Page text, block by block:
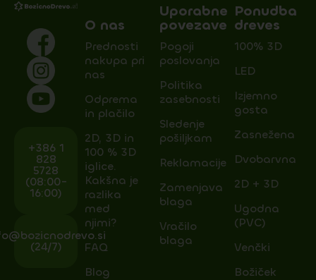
+386 1
828
5728
(08:00-
16:00)
(24/7)
O nas
Prednosti
nakupa pri
nas
Odprema
in plačilo
2D, 3D in
100 % 3D
iglice.
Kakšna je
razlika
med
njimi?
FAQ
Blog
Uporabne
povezave
Pogoji
poslovanja
Politika
zasebnosti
Sledenje
pošiljkam
Reklamacije
Zamenjava
blaga
Vračilo
blaga
Ponudba
dreves
100% 3D
LED
Izjemno
gosta
Zasnežena
Dvobarvna
2D + 3D
Ugodna
(PVC)
Venčki
Božiček